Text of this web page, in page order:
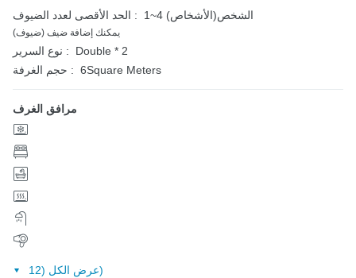
الحد الأقصى لعدد الضيوف : 1~4 الشخص(الأشخاص)
يمكنك إضافة ضيف (ضيوف)
نوع السرير :
Double * 2
حجم الغرفة : 6Square Meters
مرافق الغرف
عرض الكل (12)